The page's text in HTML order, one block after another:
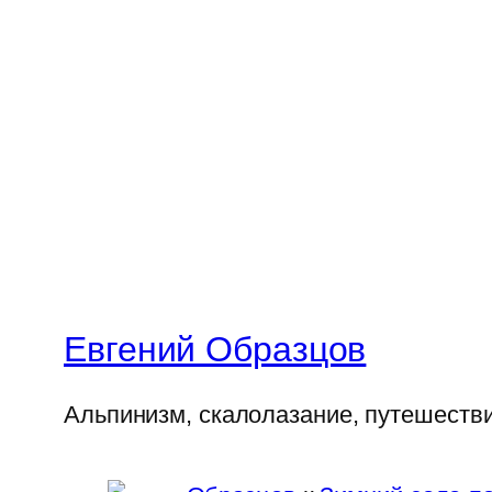
Евгений Образцов
Альпинизм, скалолазание,